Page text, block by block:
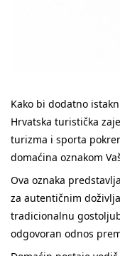
Kako bi dodatno
Hrvatska turistička
turizma i sporta
domaćina oznakom
Ova oznaka
za autentičnim
tradicionalnu
odgovoran odnos